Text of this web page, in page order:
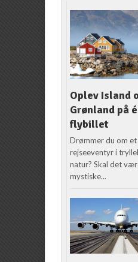
Oplev Island
Grønland på
flybillet
Drømmer du om
rejseeventyr i
natur? Skal det
mystiske...